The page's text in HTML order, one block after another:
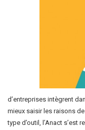
d’entreprises intègrent
mieux saisir les raisons
type d’outil, l’Anact s’est